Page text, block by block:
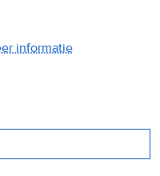
informatie